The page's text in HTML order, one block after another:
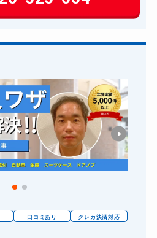
14,300円～(税込)
16,500円～(税込)
8,800円～(税込)
8,800円～(税込)
14,300円～(税込)
11,000円～(税込)
8,800円～(税込)
口コミあり クレカ決済対応